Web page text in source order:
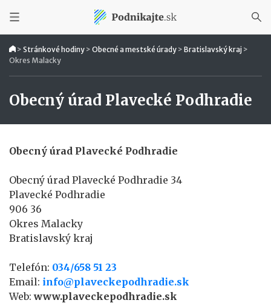
> Stránkové hodiny > Obecné a mestské úrady > Bratislavský kraj >
Okres Malacky
Obecný úrad Plavecké Podhradie
Obecný úrad Plavecké Podhradie
Obecný úrad Plavecké Podhradie 34
Plavecké Podhradie
906 36
Okres Malacky
Bratislavský kraj
Telefón: 034/658 51 23
Email: info@plaveckepodhradie.sk
Web:www.plaveckepodhradie.sk